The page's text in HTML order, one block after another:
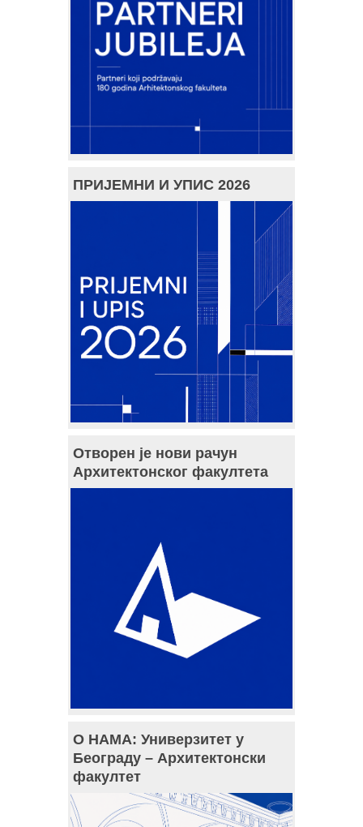
ПРИЈЕМНИ И УПИС 2026
Отворен је нови рачун
Архитектонског факултета
О НАМА: Универзитет у
Београду – Архитектонски
факултет